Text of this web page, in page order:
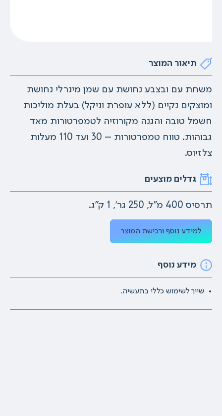
תיאור המוצר
משחת עם ובצבע נחושת עם שמן מינרלי נחושת
ומוצקים נקיים (ללא עופרת וניקל) בעלת מוליכות
חשמל טובה והגנה מקורוזיה לטמפרטורות מאד
גבוהות. טווח טמפרטורות – 30 ועד 110 מעלות
צלזיוס.
גדלים מוצעים
תרסיס 400 מ"ל, 250 גר', 1 ק"ג.
למידע נוסף ורכישת המוצר
מידע נוסף
שייך לשימוש כללי בתעשיה.